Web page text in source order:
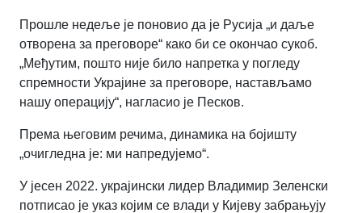
Прошле недеље је поновио да је Русија „и даље
отворена за преговоре“ како би се окончао сукоб.
„Међутим, пошто није било напретка у погледу
спремности Украјине за преговоре, настављамо
нашу операцију“, нагласио је Песков.
Према његовим речима, динамика на бојишту
„очигледна је: ми напредујемо“.
У јесен 2022. украјински лидер Владимир Зеленски
потписао је указ којим се влади у Кијеву забрањују